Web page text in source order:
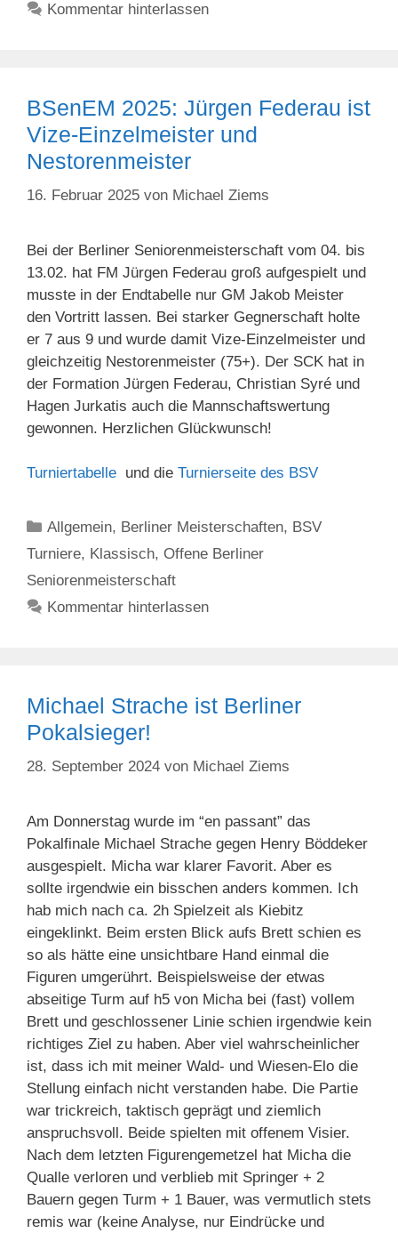
Kommentar hinterlassen
BSenEM 2025: Jürgen Federau ist
Vize-Einzelmeister und
Nestorenmeister
16. Februar 2025 von Michael Ziems
Bei der Berliner Seniorenmeisterschaft vom 04. bis
13.02. hat FM Jürgen Federau groß aufgespielt und
musste in der Endtabelle nur GM Jakob Meister
den Vortritt lassen. Bei starker Gegnerschaft holte
er 7 aus 9 und wurde damit Vize-Einzelmeister und
gleichzeitig Nestorenmeister (75+). Der SCK hat in
der Formation Jürgen Federau, Christian Syré und
Hagen Jurkatis auch die Mannschaftswertung
gewonnen. Herzlichen Glückwunsch!
Turniertabelle und die Turnierseite des BSV
Kategorien
Allgemein, Berliner Meisterschaften, BSV
Turniere, Klassisch, Offene Berliner
Seniorenmeisterschaft
Kommentar hinterlassen
Michael Strache ist Berliner
Pokalsieger!
28. September 2024 von Michael Ziems
Am Donnerstag wurde im “en passant” das
Pokalfinale Michael Strache gegen Henry Böddeker
ausgespielt. Micha war klarer Favorit. Aber es
sollte irgendwie ein bisschen anders kommen. Ich
hab mich nach ca. 2h Spielzeit als Kiebitz
eingeklinkt. Beim ersten Blick aufs Brett schien es
so als hätte eine unsichtbare Hand einmal die
Figuren umgerührt. Beispielsweise der etwas
abseitige Turm auf h5 von Micha bei (fast) vollem
Brett und geschlossener Linie schien irgendwie kein
richtiges Ziel zu haben. Aber viel wahrscheinlicher
ist, dass ich mit meiner Wald- und Wiesen-Elo die
Stellung einfach nicht verstanden habe. Die Partie
war trickreich, taktisch geprägt und ziemlich
anspruchsvoll. Beide spielten mit offenem Visier.
Nach dem letzten Figurengemetzel hat Micha die
Qualle verloren und verblieb mit Springer + 2
Bauern gegen Turm + 1 Bauer, was vermutlich stets
remis war (keine Analyse, nur Eindrücke und